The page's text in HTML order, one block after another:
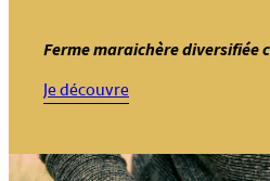
Ferme maraichère diversifiée
Je découvre
Annonce
–